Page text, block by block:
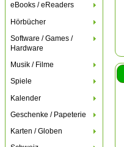
eBooks / eReaders
Hörbücher
Software / Games /
Hardware
Musik / Filme
Spiele
Kalender
Geschenke / Papeterie
Karten / Globen